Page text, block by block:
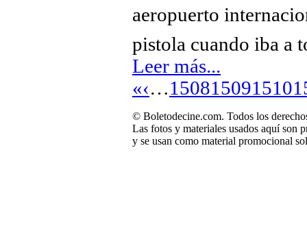
aeropuerto
pistola cuando iba a
Leer más...
«‹…150815091510
© Boletodecine.com. Todos los
Las fotos y materiales usados aquí son
y se usan como material promocional